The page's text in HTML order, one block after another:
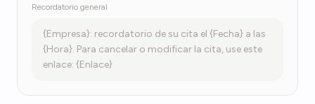
Recordatorio general
{Empresa}: recordatorio de su cita el {Fecha} a las
{Hora}. Para cancelar o modificar la cita, use este
enlace: {Enlace}